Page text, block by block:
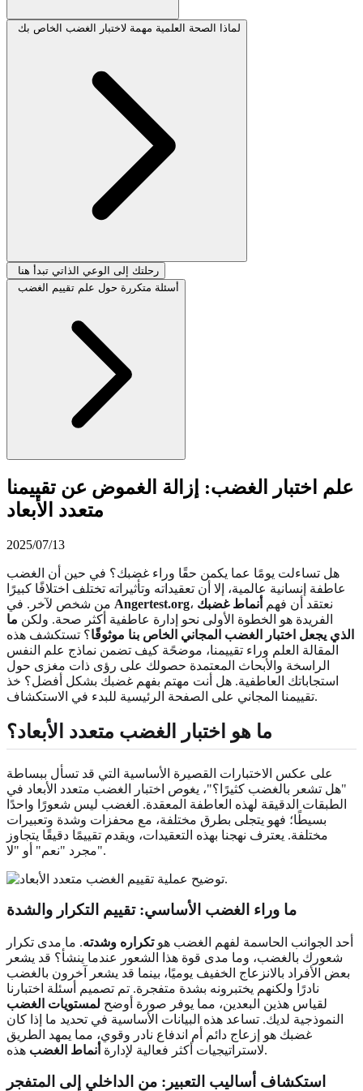
لماذا الصحة العلمية مهمة لاختبار الغضب الخاص بك
رحلتك إلى الوعي الذاتي تبدأ هنا
أسئلة متكررة حول علم تقييم الغضب
علم اختبار الغضب: إزالة الغموض عن تقييمنا
متعدد الأبعاد
2025/07/13
هل تساءلت يومًا عما يكمن حقًا وراء غضبك؟ في حين أن الغضب
عاطفة إنسانية عالمية، إلا أن تعقيداته وتأثيراته تختلف اختلافًا كبيرًا
Angertest.org ، نعتقد أن فهم أنماط غضبك
الفريدة هو الخطوة الأولى نحو إدارة عاطفية أكثر صحة. ولكن ما
الذي يجعل اختبار الغضب المجاني الخاص بنا موثوقًا؟ تستكشف هذه
المقالة العلم وراء تقييمنا، موضحًة كيف تضمن نماذج علم النفس
الراسخة والأبحاث المعتمدة حصولك على رؤى ذات مغزى حول
استجاباتك العاطفية. هل أنت مهتم بفهم غضبك بشكل أفضل؟ خذ
تقييمنا المجاني على الصفحة الرئيسية للبدء في الاستكشاف.
ما هو اختبار الغضب متعدد الأبعاد؟
على عكس الاختبارات القصيرة الأساسية التي قد تسأل ببساطة
"هل تشعر بالغضب كثيرًا؟"، يغوص اختبار الغضب متعدد الأبعاد في
الطبقات الدقيقة لهذه العاطفة المعقدة. الغضب ليس شعورًا واحدًا
بسيطًا؛ فهو يتجلى بطرق مختلفة، مع محفزات وشدة وتعبيرات
مختلفة. يعترف نهجنا بهذه التعقيدات، ويقدم تقييمًا دقيقًا يتجاوز
مجرد "نعم" أو "لا".
ما وراء الغضب الأساسي: تقييم التكرار والشدة
أحد الجوانب الحاسمة لفهم الغضب هوتكراره وشدته. ما مدى تكرار
شعورك بالغضب، وما مدى قوة هذا الشعور عندما ينشأ؟ قد يشعر
بعض الأفراد بالانزعاج الخفيف يوميًا، بينما قد يشعر آخرون بالغضب
نادرًا ولكنهم يختبرونه بشدة متفجرة. تم تصميم أسئلة اختبارنا
لقياس هذين البعدين، مما يوفر صورة أوضح لمستويات الغضب
النموذجية لديك. تساعد هذه البيانات الأساسية في تحديد ما إذا كان
غضبك هو إزعاج دائم أم اندفاع نادر وقوي، مما يمهد الطريق
لاستراتيجيات أكثر فعالية لإدارة أنماط الغضب هذه.
استكشاف أساليب التعبير: من الداخلي إلى المتفجر